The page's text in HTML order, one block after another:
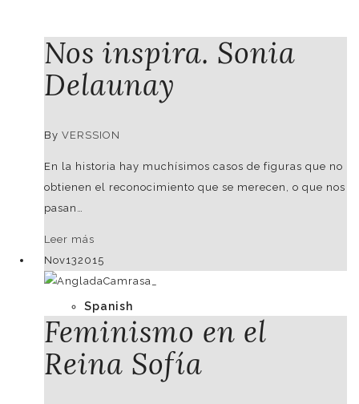
DEMO - EXAMPLE PURPOSES
German
Spanish
Nos inspira. Sonia
Delaunay
By VERSSION
En la historia hay muchísimos casos de figuras que no
obtienen el reconocimiento que se merecen, o que nos
pasan…
Leer más
Nov132015
Feminismo en el
Reina Sofía